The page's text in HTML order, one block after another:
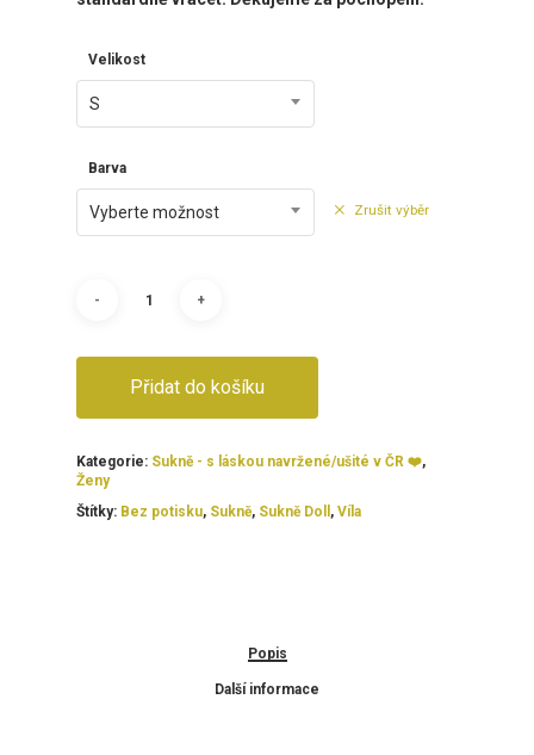
Velikost
S
Barva
Vyberte možnost Zrušit výběr
Přidat do košíku
Kategorie: Sukně - s láskou navržené/ušité v ČR ❤️,
Ženy
Štítky: Bez potisku, Sukně, Sukně Doll , Víla
Popis
Další informace